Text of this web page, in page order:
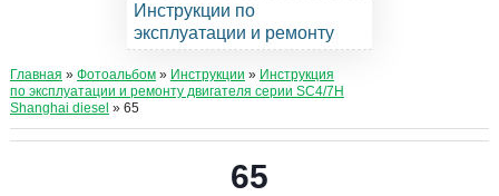
Инструкции по
эксплуатации и ремонту
Главная » Фотоальбом» Инструкции » Инструкция
по эксплуатации и ремонту двигателя серии SC4/7H
Shanghai diesel » 65
65